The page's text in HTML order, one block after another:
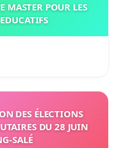
MASTER POUR LES
DES ÉLECTIONS
DU 28 JUIN
SALÉ